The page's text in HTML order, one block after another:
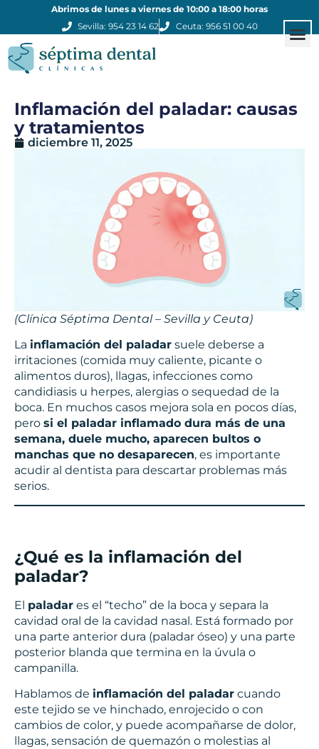
Abrimos de lunes a viernes de 10:00 a 18:00 horas
Sevilla: 954 23 14 62
Ceuta: 956 51 00 40
Inflamación del paladar: causas
y tratamientos
diciembre 11, 2025
(Clínica Séptima Dental – Sevilla y Ceuta)
La inflamación del paladar suele deberse a
irritaciones (comida muy caliente, picante o
alimentos duros), llagas, infecciones como
candidiasis u herpes, alergias o sequedad de la
boca. En muchos casos mejora sola en pocos días,
pero si el paladar inflamado dura más de una
semana, duele mucho, aparecen bultos o
manchas que no desaparecen, es importante
acudir al dentista para descartar problemas más
serios.
¿Qué es la inflamación del
paladar?
El paladar es el “techo” de la boca y separa la
cavidad oral de la cavidad nasal. Está formado por
una parte anterior dura (paladar óseo) y una parte
posterior blanda que termina en la úvula o
campanilla.
Hablamos de inflamación del paladar cuando
este tejido se ve hinchado, enrojecido o con
cambios de color, y puede acompañarse de dolor,
llagas, sensación de quemazón o molestias al